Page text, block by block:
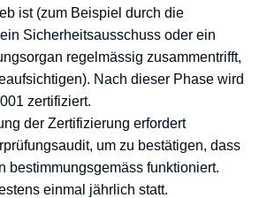
ist (zum Beispiel durch die
Sicherheitsausschuss oder ein
regelmässig zusammentrifft,
Nach dieser Phase wird
zertifiziert.
der Zertifizierung erfordert
um zu bestätigen, dass
bestimmungsgemäss funktioniert.
einmal jährlich statt.